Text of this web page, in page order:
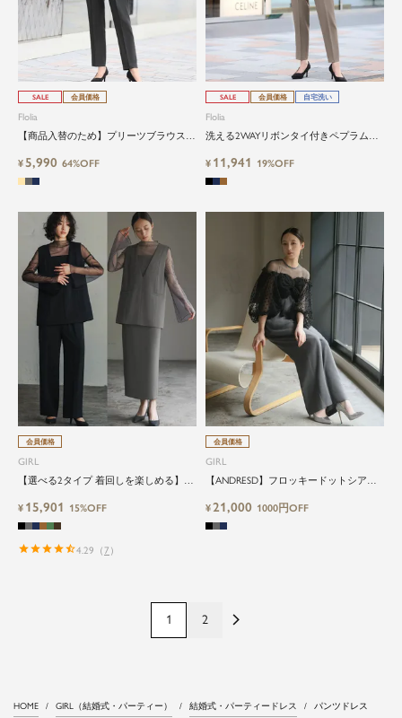
SALE 会員価格
Flolia
【商品入替のため】プリーツブラウス×
卒業式・入学式・ビジネス対応
¥5,990 64%OFF
SALE 会員価格 自宅洗い
Flolia
洗える2WAYリボンタイ付きペプラムブ
プセレモニースーツ
¥ 11,941 19%OFF
会員価格
GIRL
【選べる2タイプ 着回しを楽しめる】
ヤード風ドッキングトップス&タイトス
カートorワイドパンツセットアップロン
ティードレス
¥ 15,901 15%OFF
4.29 （ 7 ）
会員価格
GIRL
【ANDRESD】フロッキードットシアー
ティードレス
¥21,000 1000円OFF
1 2
HOME GIRL（結婚式・パーティー） 結婚式・パーティードレス パンツドレス